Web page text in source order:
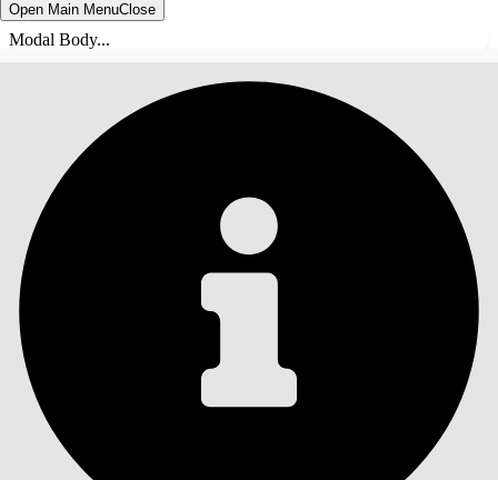
Open Main MenuClose
Modal Body...
Índice de materias
ÍNDICE DE MATERIAS
Buscar